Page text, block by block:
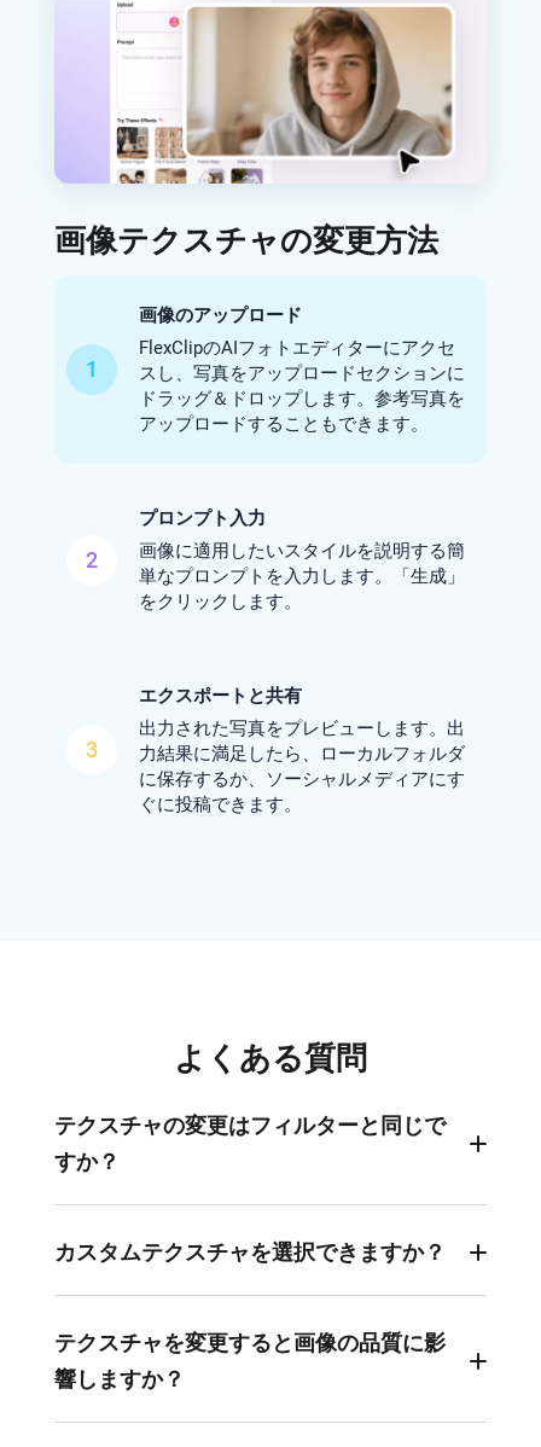
画像テクスチャの変更方法
1
画像のアップロード
FlexClipのAIフォトエディターにアクセ
スし、写真をアップロードセクションに
ドラッグ＆ドロップします。参考写真を
アップロードすることもできます。
2
プロンプト入力
画像に適用したいスタイルを説明する簡
単なプロンプトを入力します。「生成」
をクリックします。
3
エクスポートと共有
出力された写真をプレビューします。出
力結果に満足したら、ローカルフォルダ
に保存するか、ソーシャルメディアにす
ぐに投稿できます。
よくある質問
テクスチャの変更はフィルターと同じで
すか？
しますが、テクスチャの変更は、革、布地、木
カスタムテクスチャを選択できますか？
ルトの設定を提供するのに対し、FlexClipは究極
の自由度を提供します。プロンプトを入力する
テクスチャを変更すると画像の品質に影
響しますか？